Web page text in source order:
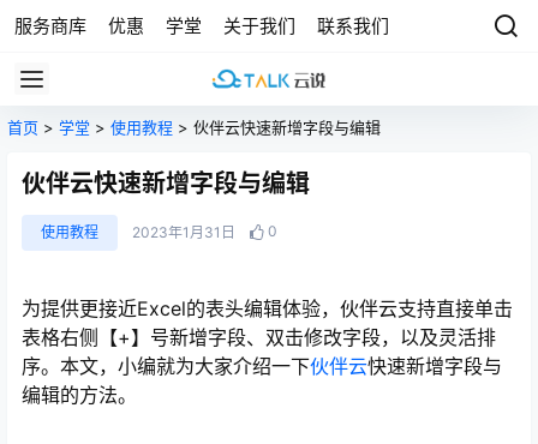
服务商库 优惠 学堂 关于我们 联系我们
首页 > 学堂 > 使用教程 > 伙伴云快速新增字段与编辑
伙伴云快速新增字段与编辑
使用教程 2023年1月31日 0
为提供更接近Excel的表头编辑体验，伙伴云支持直接单击
表格右侧【+】号新增字段、双击修改字段，以及灵活排
序。本文，小编就为大家介绍一下伙伴云快速新增字段与
编辑的方法。